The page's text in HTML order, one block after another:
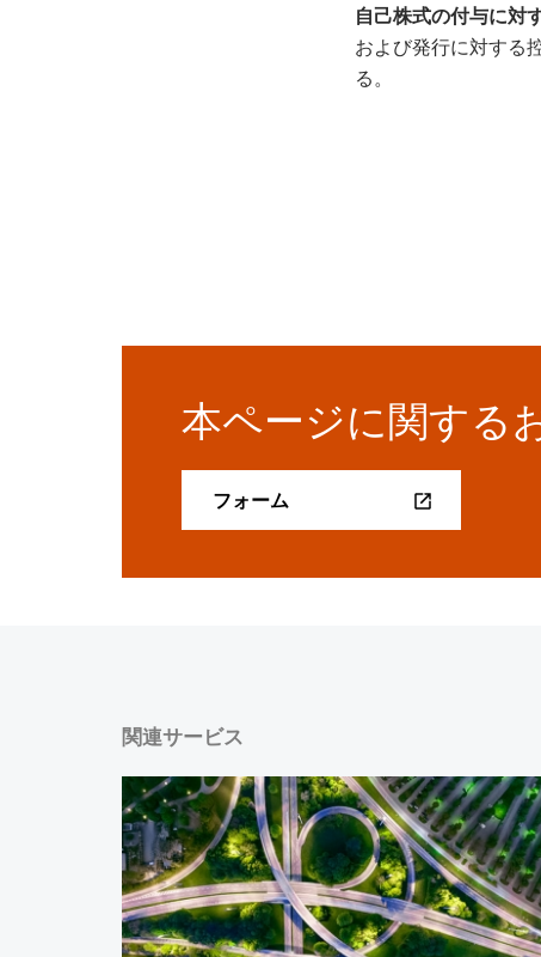
自己株式の付与に対
および発行に対する
る。
本ページに関する
フォーム
関連サービス